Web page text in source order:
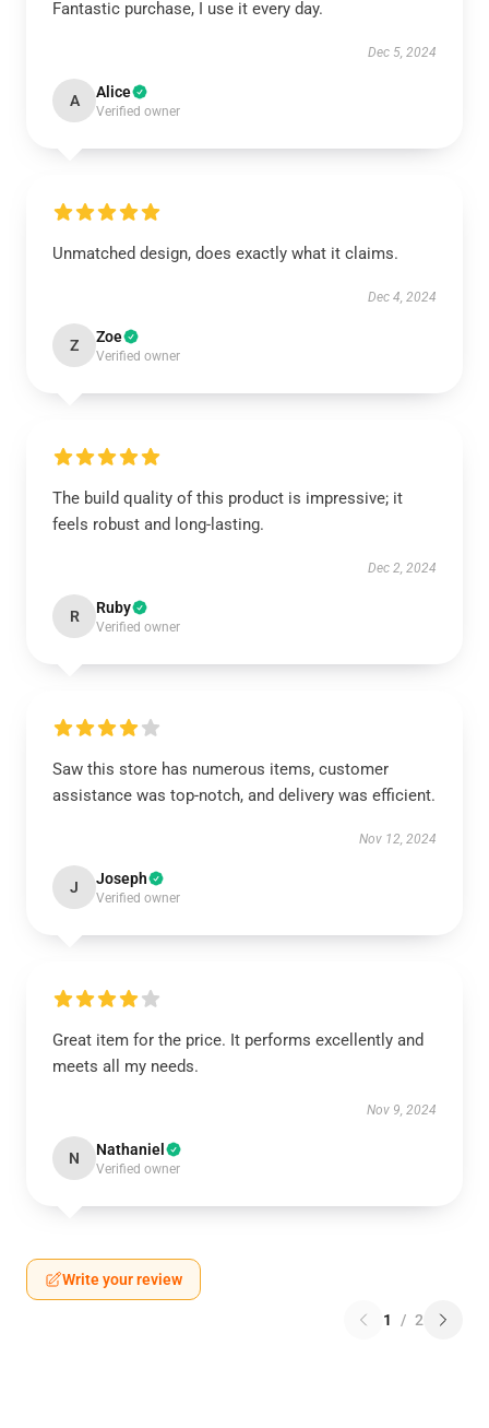
Fantastic purchase, I use it every day.
Dec 5, 2024
A Alice
Verified owner
Unmatched design, does exactly what it claims.
Dec 4, 2024
Z Zoe
Verified owner
The build quality of this product is impressive; it
feels robust and long-lasting.
Dec 2, 2024
R Ruby
Verified owner
Saw this store has numerous items, customer
assistance was top-notch, and delivery was efficient.
Nov 12, 2024
J Joseph
Verified owner
Great item for the price. It performs excellently and
meets all my needs.
Nov 9, 2024
N Nathaniel
Verified owner
Write your review
1 / 2